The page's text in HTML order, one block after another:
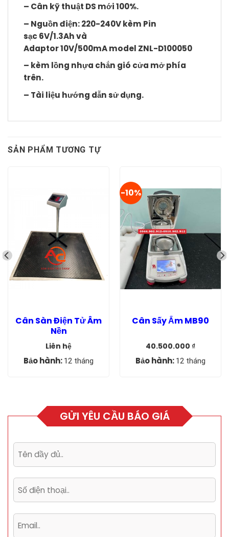
– Cân kỹ thuật DS mới 100%.
– Nguồn điện: 220-240V kèm Pin
sạc 6V/1.3Ah và
Adaptor 10V/500mA model ZNL-D100050
– kèm lồng nhựa chắn gió cửa mở phía
trên.
– Tài liệu hướng dẫn sử dụng.
SẢN PHẨM TƯƠNG TỰ
Cân Sàn Điện Tử Âm
Nền
Liên hệ
Bảo hành: 12 tháng
-10%
Cân Sấy Ẩm MB90
Giá
gốc
là:
40.500.000 ₫
Giá
hiện
tại
Bảo hành: 12 tháng
GỬI YÊU CẦU BÁO GIÁ